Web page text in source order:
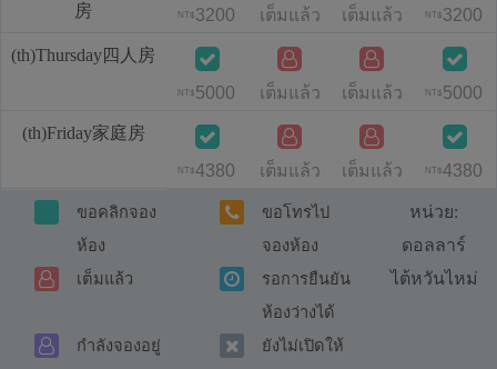
房
(th)Thursday四人房
(th)Friday家庭房
NT$ 3200 เต็มแล้ว เต็มแล้ว NT$ 3200
NT$ 5000 เต็มแล้ว เต็มแล้ว NT$ 5000
NT$4380 เต็มแล้ว เต็มแล้ว NT$4380
ขอคลิกจอง
ห้อง
ขอโทรไป
จองห้อง
เต็มแล้ว
รอการยืนยัน
ห้องว่างได้
กำลังจองอยู่
ยังไม่เปิดให้
หน่วย:
ดอลลาร์
ไต้หวันไหม่